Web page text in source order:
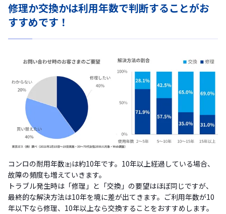
修理か交換かは利用年数で判断することがお
すすめです！
コンロの耐用年数注) は約10年です。10年以上経過している場合、
故障の頻度も増えていきます。
トラブル発生時は「修理」と「交換」の要望はほぼ同じですが、
最終的な解決方法は10年を境に差が出てきます。ご利用年数が10
年以下なら修理、10年以上なら交換することをおすすめします。